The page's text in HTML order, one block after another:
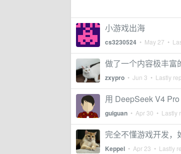
小游戏出海
cs3230524 • May 27 •
做了一个内容极丰富
zxypro • Jun 3 • Lastly
用 DeepSeek V4
guiguan • Apr 30 • Lastly
完全不懂游戏开发，
Keppel • Apr 23 • Lastly